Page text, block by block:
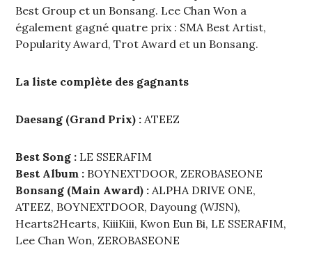
Best Group et un Bonsang. Lee Chan Won a
également gagné quatre prix : SMA Best Artist,
Popularity Award, Trot Award et un Bonsang.
La liste complète des gagnants
Daesang (Grand Prix) : ATEEZ
Best Song : LE SSERAFIM
Best Album : BOYNEXTDOOR, ZEROBASEONE
Bonsang (Main Award) : ALPHA DRIVE ONE,
ATEEZ, BOYNEXTDOOR, Dayoung (WJSN),
Hearts2Hearts, KiiiKiii, Kwon Eun Bi, LE SSERAFIM,
Lee Chan Won, ZEROBASEONE